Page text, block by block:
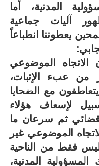
المدنية، أما
آليات جماعية
يعطوننا انطباعاً
الموضوعي
من عبء الإثبات،
مع الضحايا
لإسعاف هؤلاء
قضائي ثم سرعان ما
الموضوعي غير
فقط من الناحية
المدنية،